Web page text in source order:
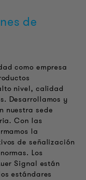
de
como empresa
nivel, calidad
Desarrollamos y
nuestra sede
Con las
la
de señalización
Los
Signal están
estándares